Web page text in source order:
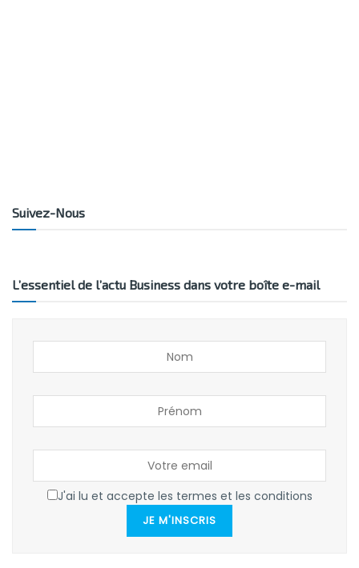
Suivez-Nous
L’essentiel de l’actu Business dans votre boîte e-mail
J'ai lu et accepte les termes et les conditions
JE M'INSCRIS